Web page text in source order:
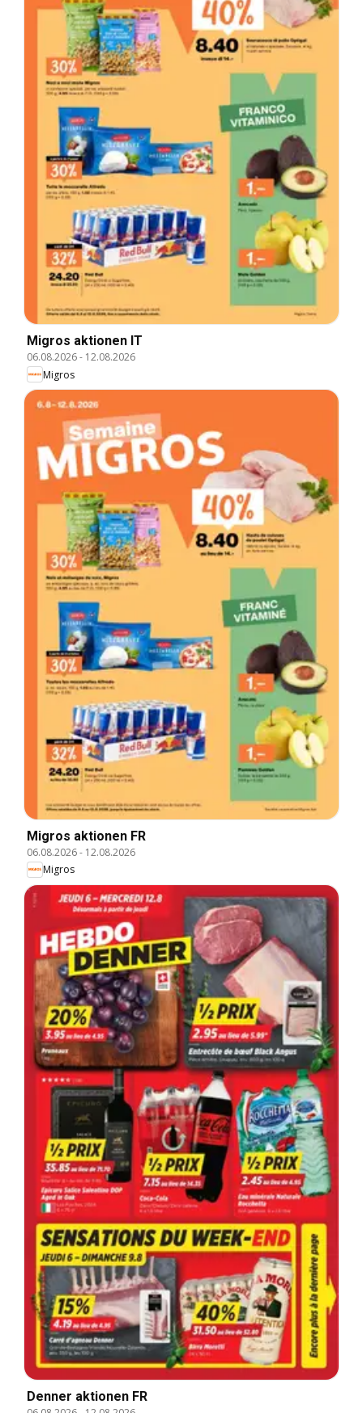
Migros aktionen IT
06.08.2026- 12.08.2026
Migros
Migros aktionen FR
06.08.2026- 12.08.2026
Migros
Denner aktionen FR